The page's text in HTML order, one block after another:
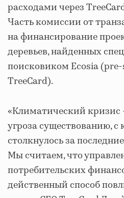
расходами через
Часть комиссии от
на финансирование
деревьев, найденных
поисковиком Ecosia (pre-
TreeCard).
«Климатический кризис
угроза существованию, с
столкнулось за
Мы считаем, что
потребительских
действенный способ